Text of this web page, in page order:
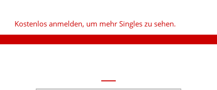
Kostenlos anmelden, um mehr Singles zu sehen.